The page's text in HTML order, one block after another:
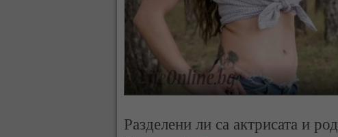
Разделени ли са актрисата и